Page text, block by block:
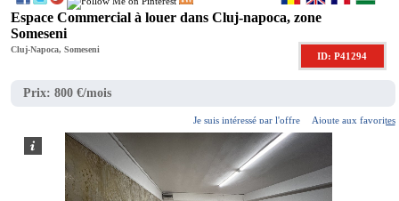
Espace Commercial à louer dans Cluj-napoca, zone
Someseni
Cluj-Napoca, Someseni
ID: P41294
Prix:800 €/mois
Je suis intéressé par l'offre Ajoute aux favorites